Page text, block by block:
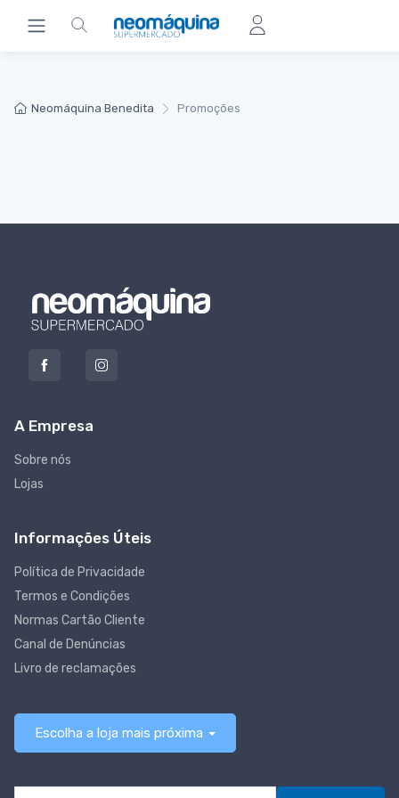
Neomáquina Benedita Promoções
A Empresa
Sobre nós
Lojas
Informações Úteis
Política de Privacidade
Termos e Condições
Normas Cartão Cliente
Canal de Denúncias
Livro de reclamações
Escolha a loja mais próxima